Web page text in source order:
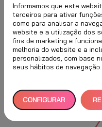
estabilidade,
articular e
Informamos que este
terceiros para ativar
como para analisar a
website e a utilização dos
fins de marketing e
melhoria do website e a
personalizados, com base
seus hábitos de navegação.
CONFIGURAR